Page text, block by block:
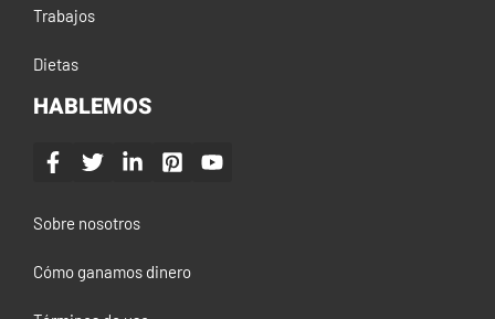
Trabajos
Dietas
HABLEMOS
Sobre nosotros
Cómo ganamos dinero